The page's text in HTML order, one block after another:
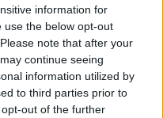
information for
use the below opt-out
note that after your
continue seeing
information utilized by
to third parties prior to
out of the further